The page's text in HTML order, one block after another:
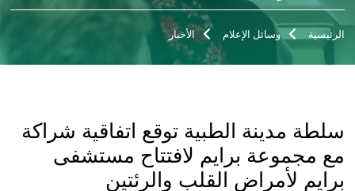
الرئيسية وسائل الإعلام الأخبار
سلطة مدينة الطبية توقع اتفاقية شراكة
مع مجموعة برايم لافتتاح مستشفى
برايم لأمراض القلب والرئتين